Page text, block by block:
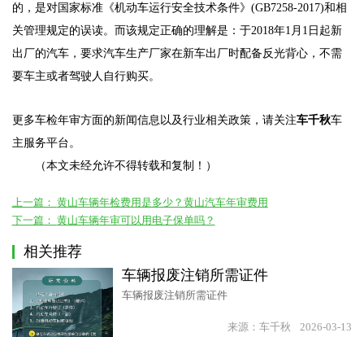
的，是对国家标准《机动车运行安全技术条件》(GB7258-2017)和相
关管理规定的误读。而该规定正确的理解是：于2018年1月1日起新
出厂的汽车，要求汽车生产厂家在新车出厂时配备反光背心，不需
要车主或者驾驶人自行购买。
更多车检年审方面的新闻信息以及行业相关政策，请关注车千秋车
主服务平台。
（本文未经允许不得转载和复制！）
上一篇： 黄山车辆年检费用是多少？黄山汽车年审费用
下一篇： 黄山车辆年审可以用电子保单吗？
相关推荐
车辆报废注销所需证件
车辆报废注销所需证件
来源：车千秋 2026-03-13